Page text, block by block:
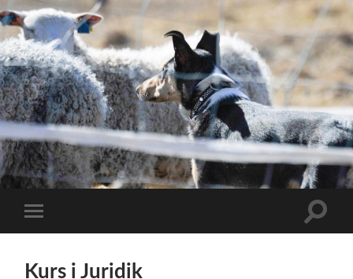
Slå
på/av
Slå
Kurs i Juridik